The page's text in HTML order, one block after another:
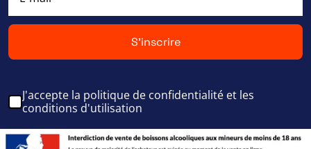
S'inscrire
J'accepte la politique de confidentialité et les
conditions d'utilisation